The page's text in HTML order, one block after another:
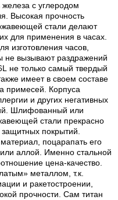
с углеродом
Высокая прочность
стали делают
для применения в часах.
изготовления часов,
не вызывают раздражений
не только самый твердый
имеет в своем составе
примесей. Корпуса
и других негативных
Шлифованный или
стали прекрасно
защитных покрытий.
поцарапать его
аллой. Именно стальной
цена-качество.
металлом, т.к.
и ракетостроении,
прочности. Сам титан